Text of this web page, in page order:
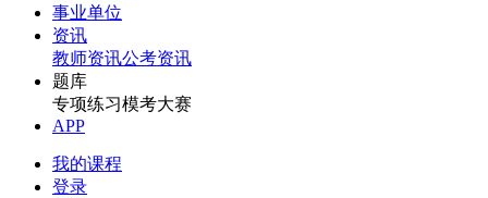
事业单位
资讯
教师资讯公考资讯
题库
专项练习模考大赛
APP
我的课程
登录